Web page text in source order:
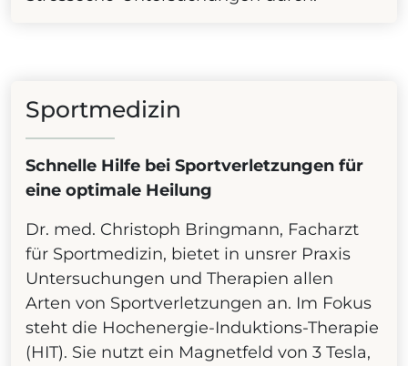
Sportmedizin
Schnelle Hilfe bei Sportverletzungen für
eine optimale Heilung
Dr. med. Christoph Bringmann, Facharzt
für Sportmedizin, bietet in unsrer Praxis
Untersuchungen und Therapien allen
Arten von Sportverletzungen an. Im Fokus
steht die Hochenergie-Induktions-Therapie
(HIT). Sie nutzt ein Magnetfeld von 3 Tesla,